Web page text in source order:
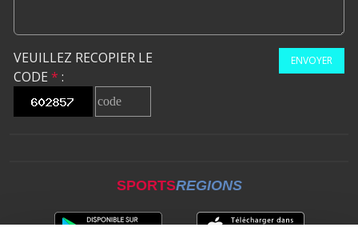
VEUILLEZ RECOPIER LE
CODE * :
ENVOYER
SPORTSREGIONS